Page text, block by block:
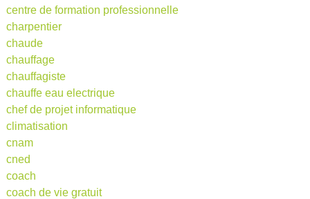
centre de formation professionnelle
charpentier
chaude
chauffage
chauffagiste
chauffe eau electrique
chef de projet informatique
climatisation
cnam
cned
coach
coach de vie gratuit